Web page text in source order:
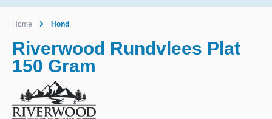
Home Hond
Riverwood Rundvlees Plat
150 Gram